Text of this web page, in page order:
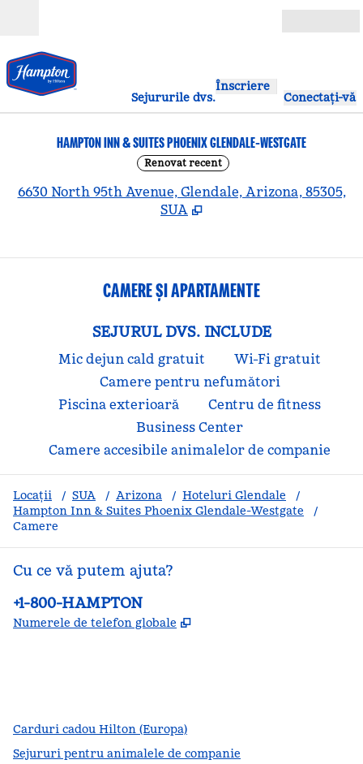
Sejururile dvs.
Înscriere
Conectați-vă
HAMPTON INN & SUITES PHOENIX GLENDALE-WESTGATE
Renovat recent
6630 North 95th Avenue, Glendale, Arizona, 85305,
SUA
CAMERE ȘI APARTAMENTE
SEJURUL DVS. INCLUDE
Mic dejun cald gratuit
Wi-Fi gratuit
Camere pentru nefumători
Piscina exterioară
Centru de fitness
Business Center
Camere accesibile animalelor de companie
Locații / SUA / Arizona / Hoteluri Glendale
/
Hampton Inn & Suites Phoenix Glendale-Westgate
/
Camere
Cu ce vă putem ajuta?
Telefon:
+1-800-HAMPTON
Numerele de telefon globale ,
Carduri cadou Hilton (Europa)
Sejururi pentru animalele de companie